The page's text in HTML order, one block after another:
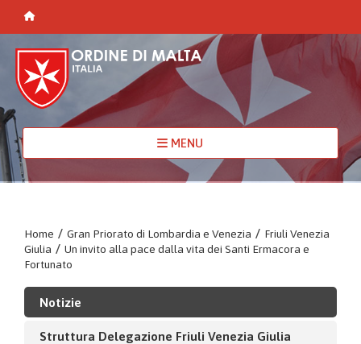
MENU
Home / Gran Priorato di Lombardia e Venezia / Friuli Venezia
Giulia / Un invito alla pace dalla vita dei Santi Ermacora e
Fortunato
Notizie
Struttura Delegazione Friuli Venezia Giulia